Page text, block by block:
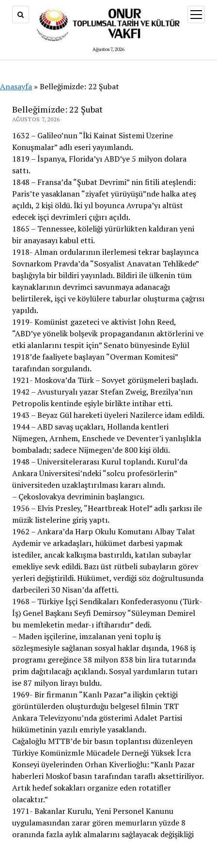
Ağustos 7, 2026
aç
Anasayfa » Belleğimizde: 22 Şubat
Belleğimizde: 22 Şubat
AĞUSTOS 7, 2026
1632 – Galileo’nun “İki Kainat Sistemi Üzerine
Konuşmalar” adlı eseri yayımlandı.
1819 – İspanya, Florida’yı ABD’ye 5 milyon dolara
sattı.
1848 – Fransa’da “Şubat Devrimi” nin fitili ateşlendi:
Paris’te yasaklanan “ziyafet yürüyüşü”nde halka ateş
açıldı, 2 kişi öldü. İki yıl boyunca Avrupa’yı altüst
edecek işçi devrimleri çığırı açıldı.
1865 – Tennessee, köleliği yürürlükten kaldıran yeni
bir anayasayı kabul etti.
1918- Alman ordularının ilerlemesi tekrar başlayınca
Sovnarkom Pravda’da “Sosyalist Anavatan Tehlikede”
başlığıyla bir bildiri yayınladı. Bildiri ile ülkenin tüm
kaynaklarının devrimci savunmaya adanacağı
belirtilerek, işçi ve köylülere taburlar oluşturma çağrısı
yapıldı.
1919- Komünist gazeteci ve aktivist John Reed,
“ABD’ye yönelik bolşevik propagandanın aktörlerini ve
etki alanlarını tespit için” Senato bünyesinde Eylül
1918’de faaliyete başlayan “Overman Komitesi”
tarafından sorgulandı.
1921- Moskova’da Türk – Sovyet görüşmeleri başladı.
1942 – Avusturyalı yazar Stefan Zweig, Brezilya’nın
Petropolis kentinde eşiyle birlikte intihar etti.
1943 – Beyaz Gül hareketi üyeleri Nazilerce idam edildi.
1944 – ABD savaş uçakları, Hollanda kentleri
Nijmegen, Arnhem, Enschede ve Deventer’i yanlışlıkla
bombaladı; sadece Nijmegen’de 800 kişi öldü.
1948 – Üniversitelerarası Kurul toplandı. Kurul’da
Ankara Üniversitesi’ndeki “solcu profesörlerin”
üniversiteden uzaklaştırılması kararı alındı.
– Çekoslovakya devriminin başlangıcı.
1956 – Elvis Presley, “Heartbreak Hotel” adlı şarkısı ile
müzik listelerine giriş yaptı.
1962 – Ankara’da Harp Okulu Komutanı Albay Talat
Aydemir ve arkadaşları, hükümet darbesi yapmak
istediler, ancak kalkışma bastırıldı, katılan subaylar
emekliye sevk edildi. Bazı üst rütbeli subayların görev
yerleri değiştirildi. Hükümet, verdiği söz doğrultusunda
darbecileri 30 Nisan’da affetti.
1968 – Türkiye İşçi Sendikaları Konfederasyonu (Türk-
İş) Genel Başkanı Seyfi Demirsoy “Süleyman Demirel
bu memleketin medar-ı iftiharıdır” dedi.
– Maden işçilerine, imzalanan yeni toplu iş
sözleşmesiyle sağlanan sosyal haklar dışında, 1968 iş
programı gereğince 38 milyon 838 bin lira tutarında
prim dağıtılacağı açıklandı. Sosyal yardımların tutarı
ise 87 milyon lirayı buldu.
1969- Bir firmanın “Kanlı Pazar”a ilişkin çektiği
görüntülerden oluşturduğu belgesel filmin TRT
Ankara Televizyonu’nda gösterimi Adalet Partisi
hükümetinin yazılı emriyle yasaklandı.
Cağaloğlu MTTB’de bir basın toplantısı düzenleyen
Türkiye Komünizmle Mücadele Derneği Yüksek İcra
Konseyi üyelerinden Orhan Kiverlioğlu: ”Kanlı Pazar
haberleri Moskof basın tarafından taraflı aksettiriliyor.
Artık hedef sokakları organize eden rotatifler
olacaktır.”
1971- Bakanlar Kurulu, Yeni Personel Kanunu
uygulamasından zarar gören memurların yüzde 8
oranında fazla aylık almalarını sağlayacak değişikliği